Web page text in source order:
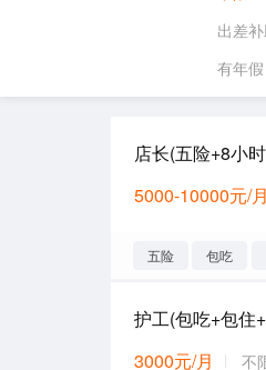
出差
有年假
店长(五险+8小
5000-10000元/月
五险 包吃
护工(包吃+包住
3000元/月
不